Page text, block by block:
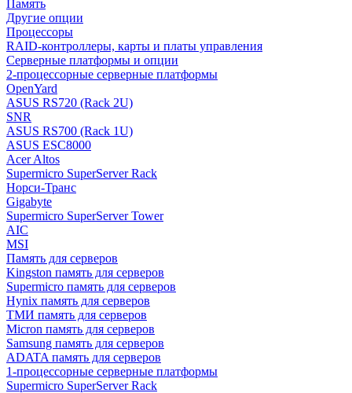
Память
Другие опции
Процессоры
RAID-контроллеры, карты и платы управления
Серверные платформы и опции
2-процессорные серверные платформы
OpenYard
ASUS RS720 (Rack 2U)
SNR
ASUS RS700 (Rack 1U)
ASUS ESC8000
Acer Altos
Supermicro SuperServer Rack
Норси-Транс
Gigabyte
Supermicro SuperServer Tower
AIC
MSI
Память для серверов
Kingston память для серверов
Supermicro память для серверов
Hynix память для серверов
ТМИ память для серверов
Micron память для серверов
Samsung память для серверов
ADATA память для серверов
1-процессорные серверные платформы
Supermicro SuperServer Rack